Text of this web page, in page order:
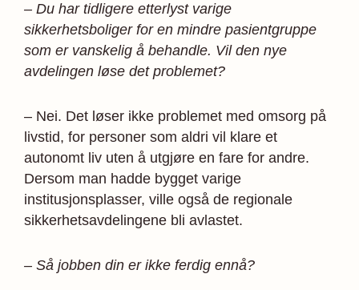
– Du har tidligere etterlyst varige
sikkerhetsboliger for en mindre pasientgruppe
som er vanskelig å behandle. Vil den nye
avdelingen løse det problemet?
– Nei. Det løser ikke problemet med omsorg på
livstid, for personer som aldri vil klare et
autonomt liv uten å utgjøre en fare for andre.
Dersom man hadde bygget varige
institusjonsplasser, ville også de regionale
sikkerhetsavdelingene bli avlastet.
– Så jobben din er ikke ferdig ennå?